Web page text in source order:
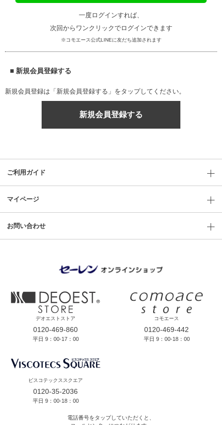
一度ログインすれば、
次回からワンクリックでログインできます
※コモエース公式LINEに友だち追加されます
■ 新規会員登録する
新規会員登録は「新規会員登録する」をタップしてください。
新規会員登録する
ご利用ガイド
マイページ
お問い合わせ
デオエストストア
0120-469-860
平日 9：00-17：00
コモエース
0120-469-442
平日 9：00-18：00
ビスコテックススクエア
0120-35-2036
平日 9：00-18：00
電話番号をタップしていただくと、